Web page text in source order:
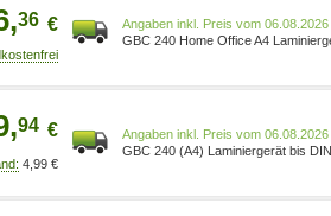
36 €
Preis vom
GBC 240 Home Office A4
94 €
4,99 €
Preis vom
GBC 240 (A4) Laminiergerät bis